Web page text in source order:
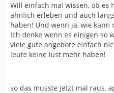
Will einfach mal wissen, ob es
ähnlich erleben und auch
haben! Und wenn ja, wie
Ich denke wenn es einigen so
viele gute angebote einfach
leute keine lust mehr haben!
so das musste jetzt mal raus,